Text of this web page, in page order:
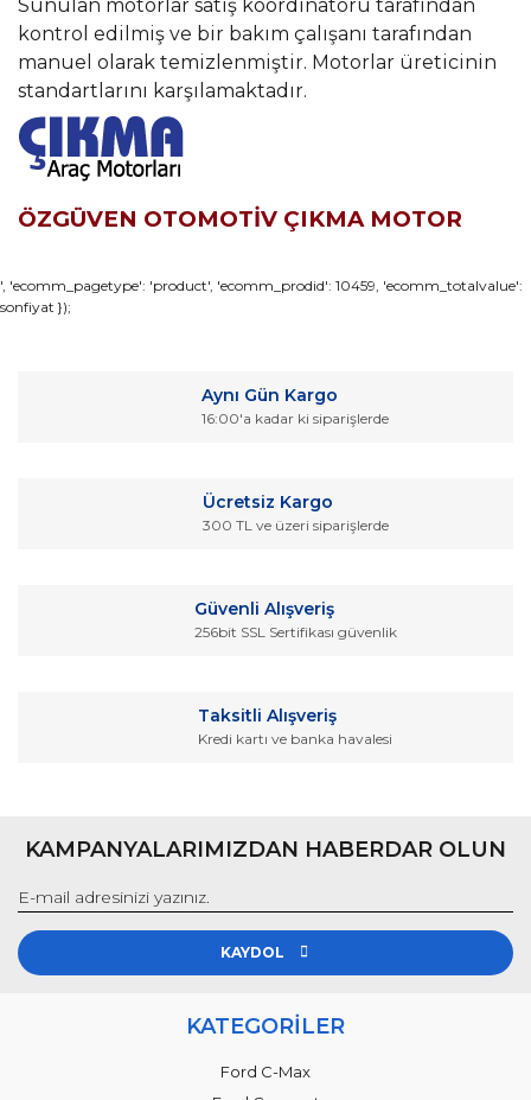
Sunulan motorlar satış koordinatörü tarafından
kontrol edilmiş ve bir bakım çalışanı tarafından
manuel olarak temizlenmiştir. Motorlar üreticinin
standartlarını karşılamaktadır.
ÖZGÜVEN OTOMOTİV ÇIKMA MOTOR
Yorum Yaz
Bu ürünün fiyat bilgisi, resim, ürün açıklamalarında ve diğer
konularda yetersiz gördüğünüz noktaları öneri formunu
Ürün resmi kalitesiz, bozuk veya görüntülenemiyor.
Ürün fiyatı diğer sitelerden daha pahalı.
', 'ecomm_pagetype': 'product', 'ecomm_prodid': 10459, 'ecomm_totalvalue':
sonfiyat });
Aynı Gün Kargo
16:00'a kadar ki siparişlerde
Ücretsiz Kargo
300 TL ve üzeri siparişlerde
Güvenli Alışveriş
256bit SSL Sertifikası güvenlik
Taksitli Alışveriş
Kredi kartı ve banka havalesi
KAMPANYALARIMIZDAN HABERDAR OLUN
KAYDOL
KATEGORİLER
Ford C-Max